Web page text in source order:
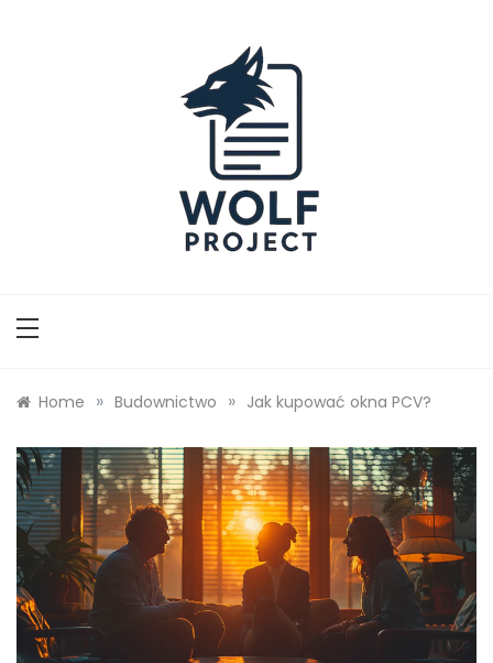
Home » Budownictwo » Jak kupować okna PCV?